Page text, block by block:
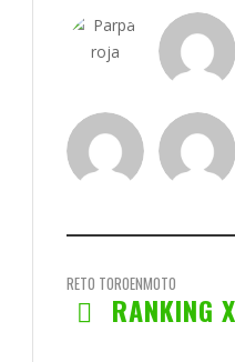
RETO TOROENMOTO
RANKING